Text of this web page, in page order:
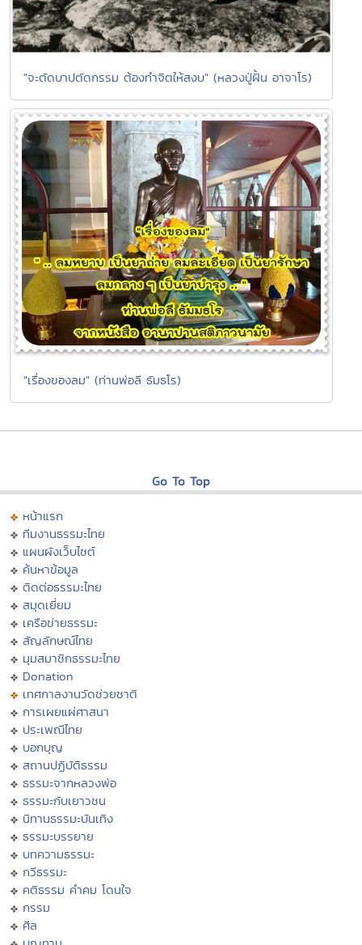
"จะตัดบาปตัดกรรม ต้องทำจิตให้สงบ" (หลวงปู่ฝั้น อาจาโร)
"เรื่องของลม" (ท่านพ่อลี ธัมธโร)
Go To Top
หน้าแรก
ทีมงานธรรมะไทย
แผนผังเว็บไซต์
ค้นหาข้อมูล
ติดต่อธรรมะไทย
สมุดเยี่ยม
เครือข่ายธรรมะ
สัญลักษณ์ไทย
มุมสมาชิกธรรมะไทย
Donation
เทศกาลงานวัดช่วยชาติ
การเผยแผ่ศาสนา
ประเพณีไทย
บอกบุญ
สถานปฏิบัติธรรม
ธรรมะจากหลวงพ่อ
ธรรมะกับเยาวชน
นิทานธรรมะบันเทิง
ธรรมะบรรยาย
บทความธรรมะ
กวีธรรมะ
คติธรรม คำคม โดนใจ
กรรม
ศีล